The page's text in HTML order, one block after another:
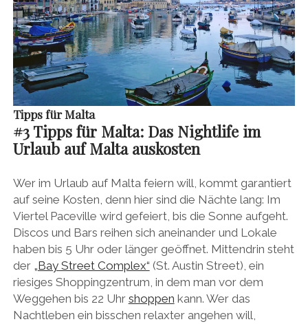
Tipps für Malta
#3 Tipps für Malta: Das Nightlife im
Urlaub auf Malta auskosten
Wer im Urlaub auf Malta feiern will, kommt garantiert
auf seine Kosten, denn hier sind die Nächte lang: Im
Viertel Paceville wird gefeiert, bis die Sonne aufgeht.
Discos und Bars reihen sich aneinander und Lokale
haben bis 5 Uhr oder länger geöffnet. Mittendrin steht
der „Bay Street Complex“ (St. Austin Street), ein
riesiges Shoppingzentrum, in dem man vor dem
Weggehen bis 22 Uhr shoppen kann. Wer das
Nachtleben ein bisschen relaxter angehen will,